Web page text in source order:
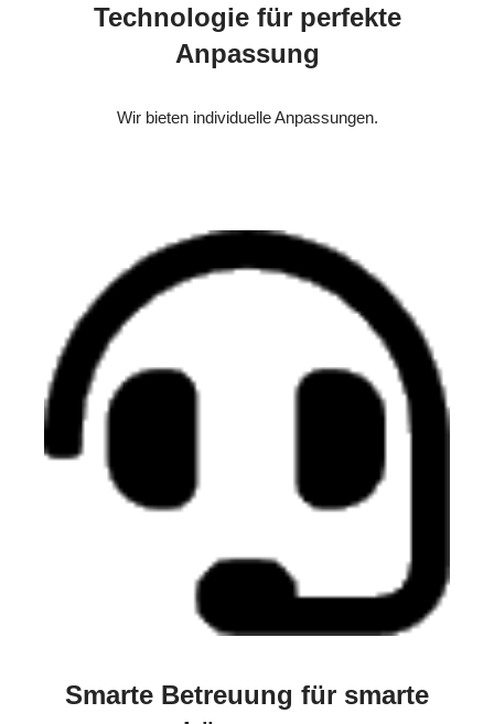
Technologie für perfekte
Anpassung
Wir bieten individuelle Anpassungen.
Smarte Betreuung für smarte